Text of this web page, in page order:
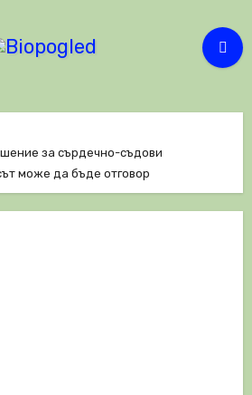
за сърдечно-съдови
може да бъде отговор